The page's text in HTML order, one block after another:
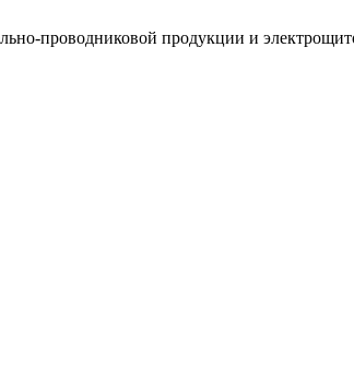
проводниковой продукции и